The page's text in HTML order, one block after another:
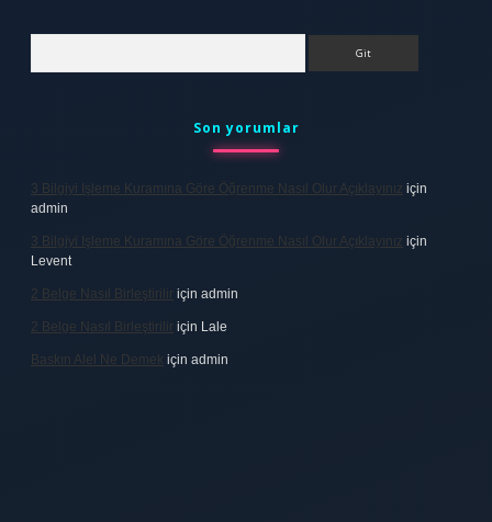
Son yorumlar
3 Bilgiyi Işleme Kuramına Göre Öğrenme Nasıl Olur Açıklayınız için
admin
3 Bilgiyi Işleme Kuramına Göre Öğrenme Nasıl Olur Açıklayınız için
Levent
2 Belge Nasıl Birleştirilir için admin
2 Belge Nasıl Birleştirilir için Lale
Baskın Alel Ne Demek için admin